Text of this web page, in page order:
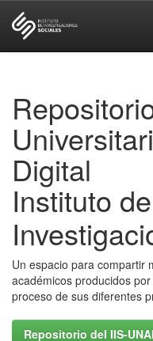
Digital
Instituto de
Un espacio para compartir
académicos producidos
proceso de sus diferentes
Repositorio del IIS-